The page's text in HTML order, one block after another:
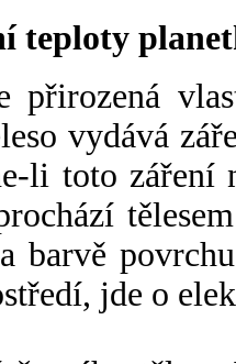
teploty
přirozená
vydává
li toto záření
barvě
jde o